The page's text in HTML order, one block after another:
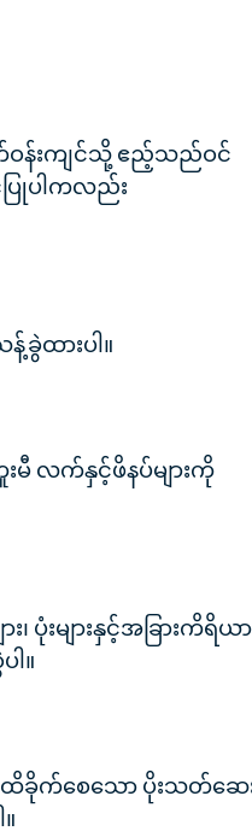
ပတ်ဝန်းကျင်သို့ ဧည့်သည်ဝင်
ပြုပါကလည်း
ထားပါ။
လက်နှင့်ဖိနပ်များကို
၊ ပုံးများနှင့်အခြားကိရိယာ
။
ခိုက်စေသော ပိုးသတ်ဆေ